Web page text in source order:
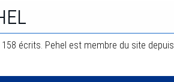
écrits. Pehel est membre du site depuis